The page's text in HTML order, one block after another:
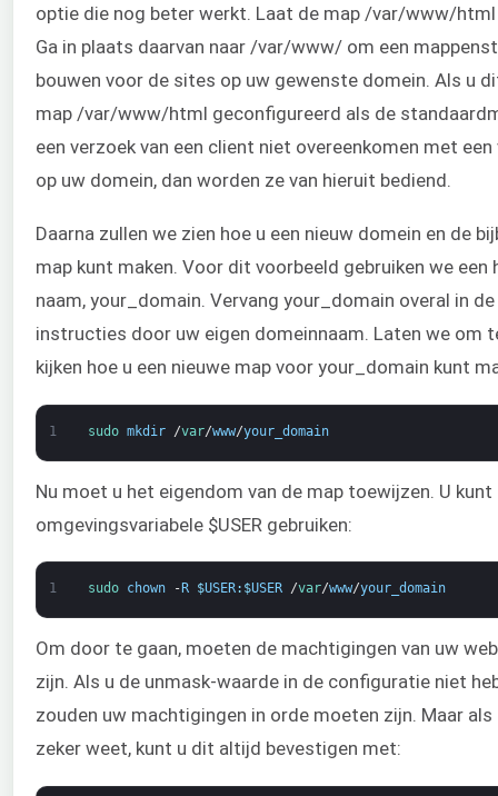
optie die nog beter werkt. Laat de map /var/www/
Ga in plaats daarvan naar /var/www/ om een
bouwen voor de sites op uw gewenste domein. Als u
map /var/www/html geconfigureerd als de
een verzoek van een client niet overeenkomen met
op uw domein, dan worden ze van hieruit bediend.
Daarna zullen we zien hoe u een nieuw domein en de
map kunt maken. Voor dit voorbeeld gebruiken we een
naam, your_domain. Vervang your_domain overal in
instructies door uw eigen domeinnaam. Laten we om
kijken hoe u een nieuwe map voor your_domain kunt
1 sudo mkdir /var/www/your_domain
Nu moet u het eigendom van de map toewijzen. U
omgevingsvariabele $USER gebruiken:
1 sudo chown - R $USER: $USER /var/www/your_domain
Om door te gaan, moeten de machtigingen van uw
zijn. Als u de unmask-waarde in de configuratie niet
zouden uw machtigingen in orde moeten zijn. Maar
zeker weet, kunt u dit altijd bevestigen met: